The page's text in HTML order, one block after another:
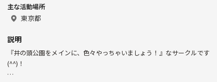
コロナでずっとテレワークなので、
主な活動場所
東京都
説明
『井の頭公園をメインに、色々やっちゃいましょう！』なサークルです
(^^)！